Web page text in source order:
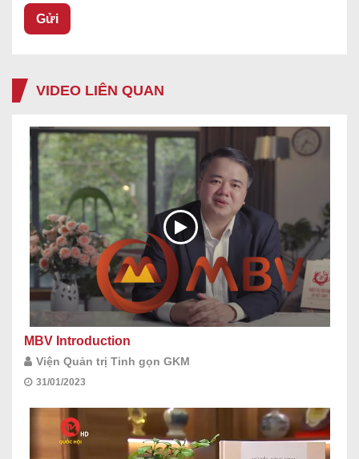
VIDEO LIÊN QUAN
MBV Introduction
Viện Quản trị Tinh gọn GKM
31/01/2023